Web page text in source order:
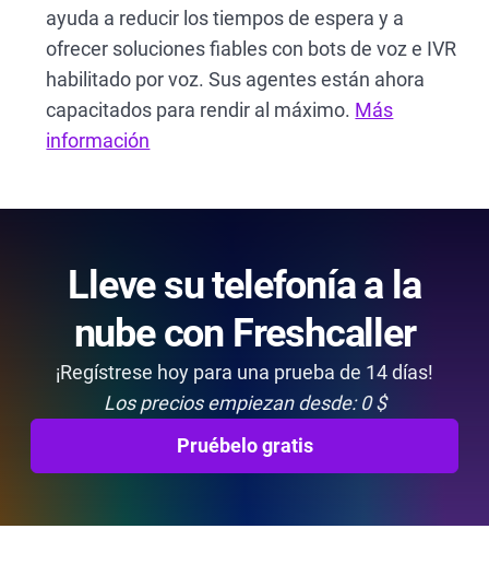
ayuda a reducir los tiempos de espera y a
ofrecer soluciones fiables con bots de voz e IVR
habilitado por voz. Sus agentes están ahora
capacitados para rendir al máximo. Más
información
Lleve su telefonía a la
nube con Freshcaller
¡Regístrese hoy para una prueba de 14 días!
Los precios empiezan desde: 0 $
Pruébelo gratis